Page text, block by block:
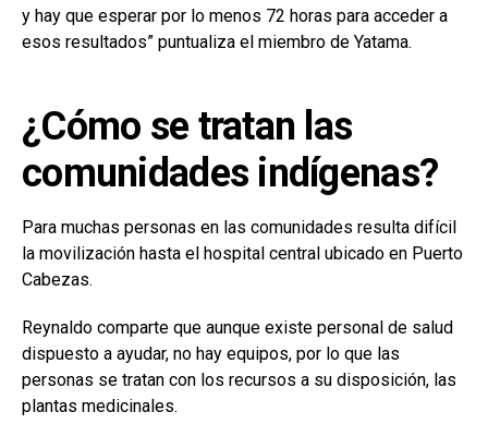
y hay que esperar por lo menos 72 horas para acceder a
esos resultados” puntualiza el miembro de Yatama.
¿Cómo se tratan las
comunidades indígenas?
Para muchas personas en las comunidades resulta difícil
la movilización hasta el hospital central ubicado en Puerto
Cabezas.
Reynaldo comparte que aunque existe personal de salud
dispuesto a ayudar, no hay equipos, por lo que las
personas se tratan con los recursos a su disposición, las
plantas medicinales.